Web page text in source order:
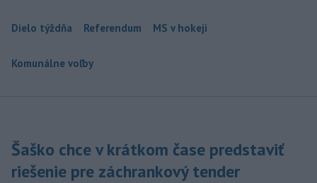
Dielo týždňa Referendum MS v hokeji
Komunálne voľby
Šaško chce v krátkom čase predstaviť
riešenie pre záchrankový tender